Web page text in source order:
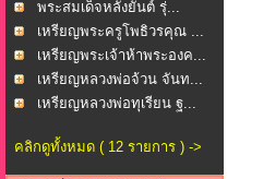
พระสมเด็จหลังยันต์ รุ่...
เหรียญพระครูโพธิวรคุณ ...
เหรียญพระเจ้าห้าพระองค...
เหรียญหลวงพ่อจ้วน จันท...
เหรียญหลวงพ่อทุเรียน ฐ...
คลิกดูทั้งหมด ( 12 รายการ ) ->